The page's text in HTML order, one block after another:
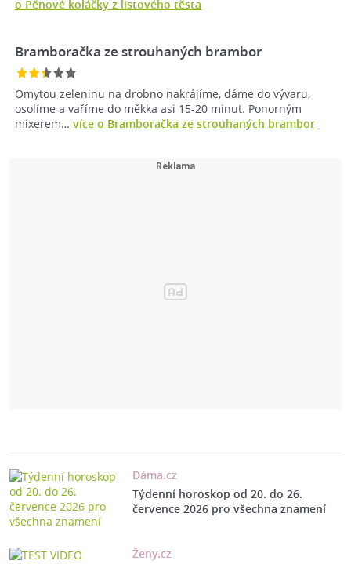
o Pěnové koláčky z listového těsta
Bramboračka ze strouhaných brambor
Omytou zeleninu na drobno nakrájíme, dáme do vývaru,
osolíme a vaříme do měkka asi 15-20 minut. Ponorným
mixerem… více o Bramboračka ze strouhaných brambor
Dáma.cz
Týdenní horoskop od 20. do 26.
července 2026 pro všechna znamení
Ženy.cz